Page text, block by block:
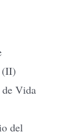
(II)
de Vida
del